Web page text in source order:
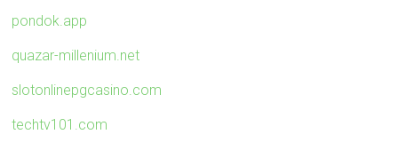
pondok.app
quazar-millenium.net
slotonlinepgcasino.com
techtv101.com